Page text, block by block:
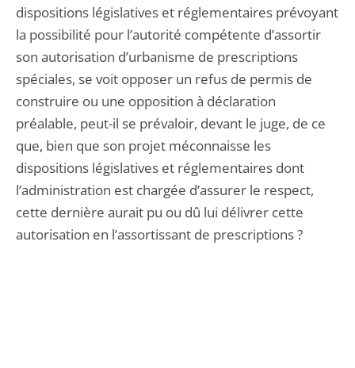
dispositions législatives et réglementaires prévoyant
la possibilité pour l’autorité compétente d’assortir
son autorisation d’urbanisme de prescriptions
spéciales, se voit opposer un refus de permis de
construire ou une opposition à déclaration
préalable, peut-il se prévaloir, devant le juge, de ce
que, bien que son projet méconnaisse les
dispositions législatives et réglementaires dont
l’administration est chargée d’assurer le respect,
cette dernière aurait pu ou dû lui délivrer cette
autorisation en l’assortissant de prescriptions ?